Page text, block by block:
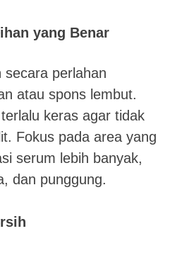
yang Benar
secara perlahan
atau spons lembut.
keras agar tidak
Fokus pada area yang
serum lebih banyak,
dan punggung.